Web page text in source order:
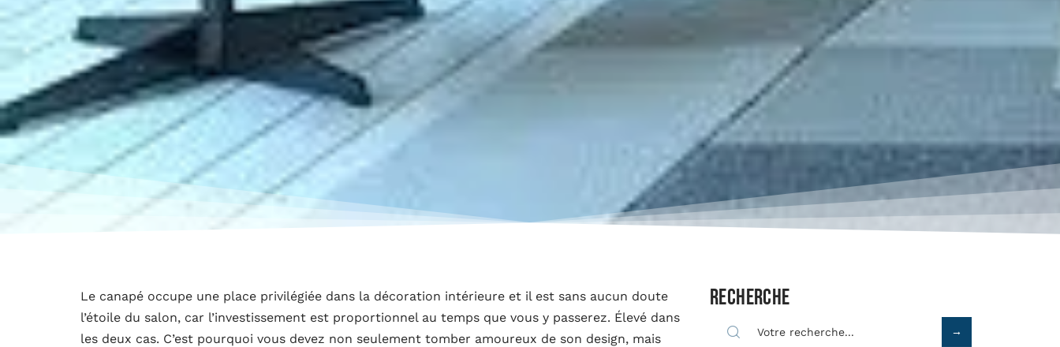
Le canapé occupe une place privilégiée dans la décoration intérieure et il est sans aucun doute
l’étoile du salon, car l’investissement est proportionnel au temps que vous y passerez. Élevé dans
les deux cas. C’est pourquoi vous devez non seulement tomber amoureux de son design, mais
Recherche